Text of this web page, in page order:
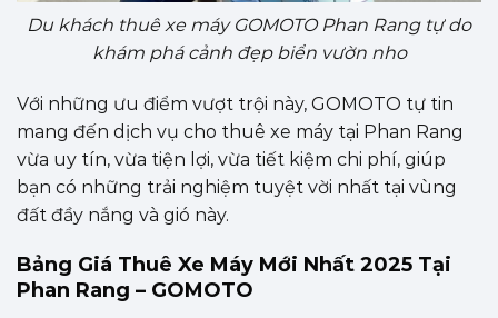
Du khách thuê xe máy GOMOTO Phan Rang tự do
khám phá cảnh đẹp biển vườn nho
Với những ưu điểm vượt trội này, GOMOTO tự tin
mang đến dịch vụ cho thuê xe máy tại Phan Rang
vừa uy tín, vừa tiện lợi, vừa tiết kiệm chi phí, giúp
bạn có những trải nghiệm tuyệt vời nhất tại vùng
đất đầy nắng và gió này.
Bảng Giá Thuê Xe Máy Mới Nhất 2025 Tại
Phan Rang – GOMOTO